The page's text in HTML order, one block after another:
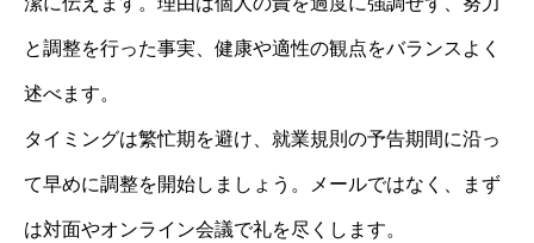
と調整を行った事実、健康や適性の観点をバランスよく
述べます。
タイミングは繁忙期を避け、就業規則の予告期間に沿っ
て早めに調整を開始しましょう。メールではなく、まず
は対面やオンライン会議で礼を尽くします。